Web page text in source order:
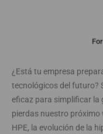
¿Está tu empresa
tecnológicos del futuro?
eficaz para simplificar la
pierdas nuestro próximo
HPE, la evolución de la